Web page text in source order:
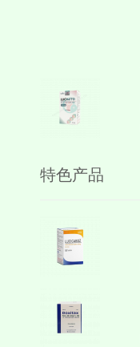
特色产品